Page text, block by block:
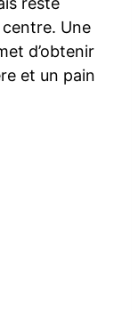
Une
d’obtenir
et un pain